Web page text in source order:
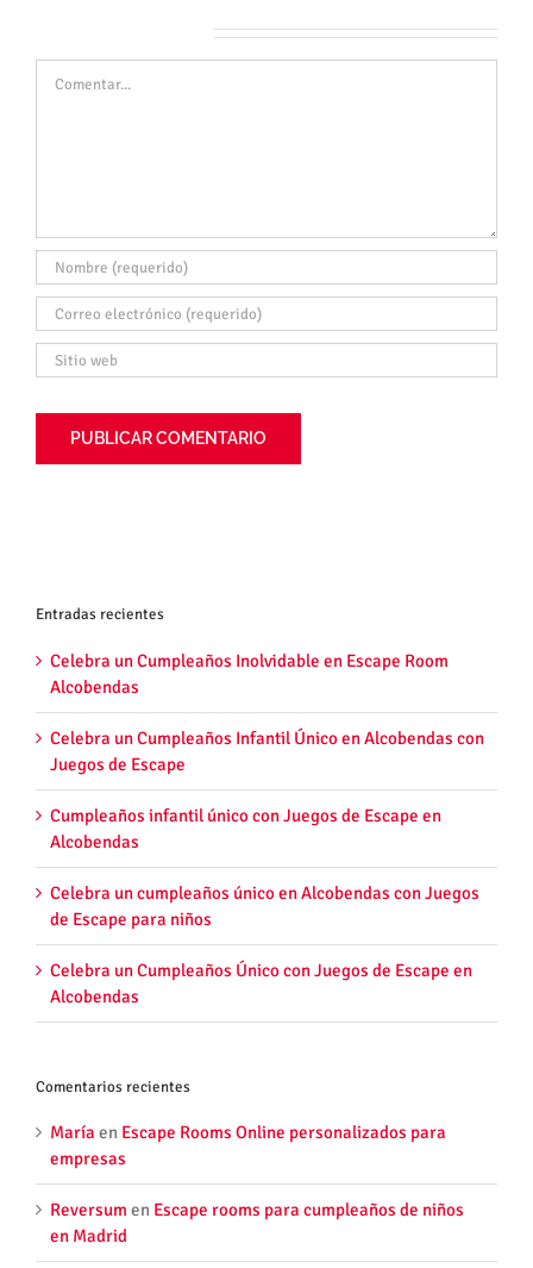
Entradas recientes
Celebra un Cumpleaños Inolvidable en Escape Room
Alcobendas
Celebra un Cumpleaños Infantil Único en Alcobendas con
Juegos de Escape
Cumpleaños infantil único con Juegos de Escape en
Alcobendas
Celebra un cumpleaños único en Alcobendas con Juegos
de Escape para niños
Celebra un Cumpleaños Único con Juegos de Escape en
Alcobendas
Comentarios recientes
María en Escape Rooms Online personalizados para
empresas
Reversum en Escape rooms para cumpleaños de niños
en Madrid